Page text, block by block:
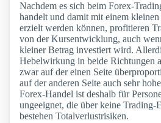
Nachdem es sich beim Forex-
handelt und damit mit einem
erzielt werden können, profitieren
von der Kursentwicklung, auch
kleiner Betrag investiert wird.
Hebelwirkung in beide Richtungen
zwar auf der einen Seite
auf der anderen Seite auch sehr
Forex-Handel ist deshalb für
ungeeignet, die über keine Trading-
bestehen Totalverlustrisiken.